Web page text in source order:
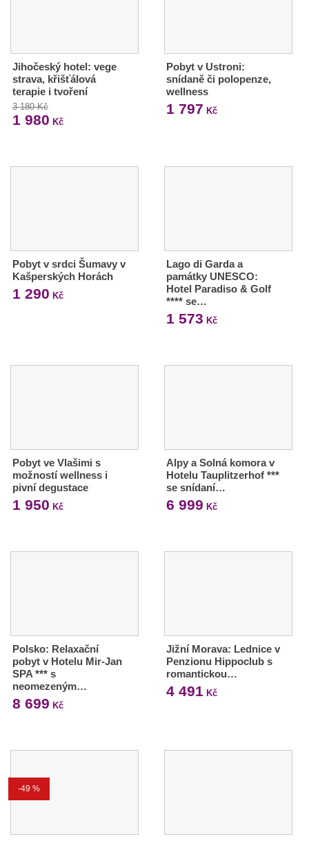
Jihočeský hotel: vege
strava, křišťálová
terapie i tvoření
3 180 Kč
1 980 Kč
Pobyt v Ustroni:
snídaně či polopenze,
wellness
1 797 Kč
Pobyt v srdci Šumavy v
Kašperských Horách
1 290 Kč
Lago di Garda a
památky UNESCO:
Hotel Paradiso & Golf
**** se…
1 573 Kč
Pobyt ve Vlašimi s
možností wellness i
pivní degustace
1 950 Kč
Alpy a Solná komora v
Hotelu Tauplitzerhof ***
se snídaní…
6 999 Kč
Polsko: Relaxační
pobyt v Hotelu Mir-Jan
SPA *** s
neomezeným…
8 699 Kč
Jižní Morava: Lednice v
Penzionu Hippoclub s
romantickou…
4 491 Kč
-49 %